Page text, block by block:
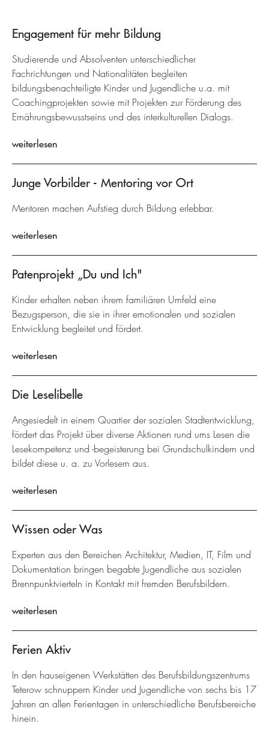
Engagement für mehr Bildung
Studierende und Absolventen unterschiedlicher
Fachrichtungen und Nationalitäten begleiten
bildungsbenachteiligte Kinder und Jugendliche u.a. mit
Coachingprojekten sowie mit Projekten zur Förderung des
Ernährungsbewusstseins und des interkulturellen Dialogs.
weiterlesen
Junge Vorbilder - Mentoring vor Ort
Mentoren machen Aufstieg durch Bildung erlebbar.
weiterlesen
Patenprojekt „Du und Ich"
Kinder erhalten neben ihrem familiären Umfeld eine
Bezugsperson, die sie in ihrer emotionalen und sozialen
Entwicklung begleitet und fördert.
weiterlesen
Die Leselibelle
Angesiedelt in einem Quartier der sozialen Stadtentwicklung,
fördert das Projekt über diverse Aktionen rund ums Lesen die
Lesekompetenz und -begeisterung bei Grundschulkindern und
bildet diese u. a. zu Vorlesern aus.
weiterlesen
Wissen oder Was
Experten aus den Bereichen Architektur, Medien, IT, Film und
Dokumentation bringen begabte Jugendliche aus sozialen
Brennpunktvierteln in Kontakt mit fremden Berufsbildern.
weiterlesen
Ferien Aktiv
In den hauseigenen Werkstätten des Berufsbildungszentrums
Teterow schnuppern Kinder und Jugendliche von sechs bis 17
Jahren an allen Ferientagen in unterschiedliche Berufsbereiche
hinein.